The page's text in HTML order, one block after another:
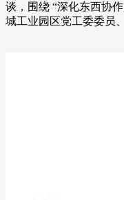
谈，围绕 “深化东西协
城工业园区党工委委员